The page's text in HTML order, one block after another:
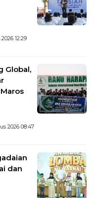
12:29
Global,
2026 08:47
dan